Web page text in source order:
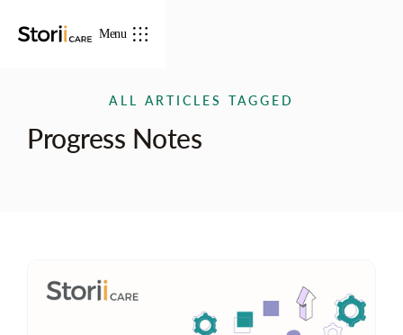
Menu
ALL ARTICLES TAGGED
Progress Notes